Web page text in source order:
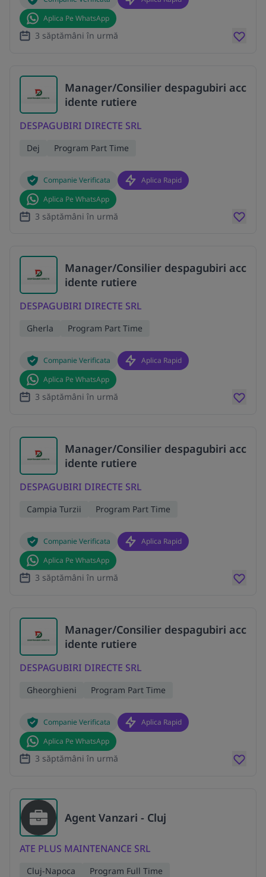
Aplica Pe WhatsApp
3 săptămâni în urmă
Manager/Consilier despagubiri acc
idente rutiere
DESPAGUBIRI DIRECTE SRL
Dej Program Part Time
Companie Verificata
Aplica Rapid
Aplica Pe WhatsApp
3 săptămâni în urmă
Manager/Consilier despagubiri acc
idente rutiere
DESPAGUBIRI DIRECTE SRL
Gherla Program Part Time
Companie Verificata
Aplica Rapid
Aplica Pe WhatsApp
3 săptămâni în urmă
Manager/Consilier despagubiri acc
idente rutiere
DESPAGUBIRI DIRECTE SRL
Campia Turzii Program Part Time
Companie Verificata
Aplica Rapid
Aplica Pe WhatsApp
3 săptămâni în urmă
Manager/Consilier despagubiri acc
idente rutiere
DESPAGUBIRI DIRECTE SRL
Gheorghieni Program Part Time
Companie Verificata
Aplica Rapid
Aplica Pe WhatsApp
3 săptămâni în urmă
Agent Vanzari - Cluj
ATE PLUS MAINTENANCE SRL
Cluj-Napoca Program Full Time